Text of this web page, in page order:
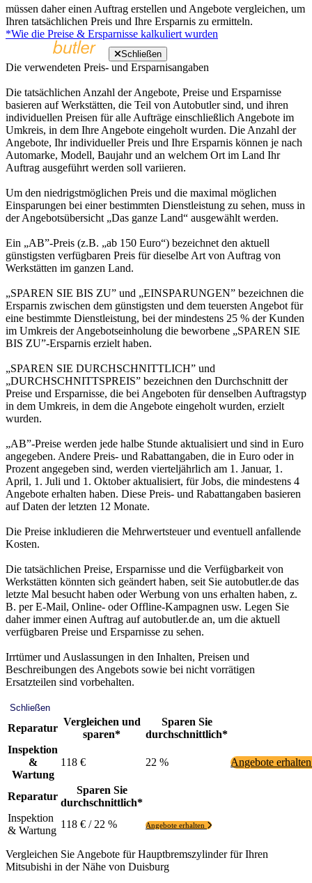
müssen daher einen Auftrag erstellen und Angebote vergleichen, um
Ihren tatsächlichen Preis und Ihre Ersparnis zu ermitteln.
*Wie die Preise & Ersparnisse kalkuliert wurden
Schließen
Die verwendeten Preis- und Ersparnisangaben
Die tatsächlichen Anzahl der Angebote, Preise und Ersparnisse
basieren auf Werkstätten, die Teil von Autobutler sind, und ihren
individuellen Preisen für alle Aufträge einschließlich Angebote im
Umkreis, in dem Ihre Angebote eingeholt wurden. Die Anzahl der
Angebote, Ihr individueller Preis und Ihre Ersparnis können je nach
Automarke, Modell, Baujahr und an welchem Ort im Land Ihr
Auftrag ausgeführt werden soll variieren.
Um den niedrigstmöglichen Preis und die maximal möglichen
Einsparungen bei einer bestimmten Dienstleistung zu sehen, muss in
der Angebotsübersicht „Das ganze Land“ ausgewählt werden.
Ein „AB”-Preis (z.B. „ab 150 Euro“) bezeichnet den aktuell
günstigsten verfügbaren Preis für dieselbe Art von Auftrag von
Werkstätten im ganzen Land.
„SPAREN SIE BIS ZU” und „EINSPARUNGEN” bezeichnen die
Ersparnis zwischen dem günstigsten und dem teuersten Angebot für
eine bestimmte Dienstleistung, bei der mindestens 25 % der Kunden
im Umkreis der Angebotseinholung die beworbene „SPAREN SIE
BIS ZU”-Ersparnis erzielt haben.
„SPAREN SIE DURCHSCHNITTLICH” und
„DURCHSCHNITTSPREIS” bezeichnen den Durchschnitt der
Preise und Ersparnisse, die bei Angeboten für denselben Auftragstyp
in dem Umkreis, in dem die Angebote eingeholt wurden, erzielt
wurden.
„AB”-Preise werden jede halbe Stunde aktualisiert und sind in Euro
angegeben. Andere Preis- und Rabattangaben, die in Euro oder in
Prozent angegeben sind, werden vierteljährlich am 1. Januar, 1.
April, 1. Juli und 1. Oktober aktualisiert, für Jobs, die mindestens 4
Angebote erhalten haben. Diese Preis- und Rabattangaben basieren
auf Daten der letzten 12 Monate.
Die Preise inkludieren die Mehrwertsteuer und eventuell anfallende
Kosten.
Die tatsächlichen Preise, Ersparnisse und die Verfügbarkeit von
Werkstätten könnten sich geändert haben, seit Sie autobutler.de das
letzte Mal besucht haben oder Werbung von uns erhalten haben, z.
B. per E-Mail, Online- oder Offline-Kampagnen usw. Legen Sie
daher immer einen Auftrag auf autobutler.de an, um die aktuell
verfügbaren Preise und Ersparnisse zu sehen.
Irrtümer und Auslassungen in den Inhalten, Preisen und
Beschreibungen des Angebots sowie bei nicht vorrätigen
Ersatzteilen sind vorbehalten.
Schließen
Reparatur
Vergleichen und
sparen*
Sparen Sie
durchschnittlich*
Inspektion
&
Wartung
118 € 22 % Angebote
Reparatur
Sparen Sie
durchschnittlich*
Inspektion
& Wartung
118 € / 22 % Angebote erhalten
Vergleichen Sie Angebote für Hauptbremszylinder für Ihren
Mitsubishi in der Nähe von Duisburg